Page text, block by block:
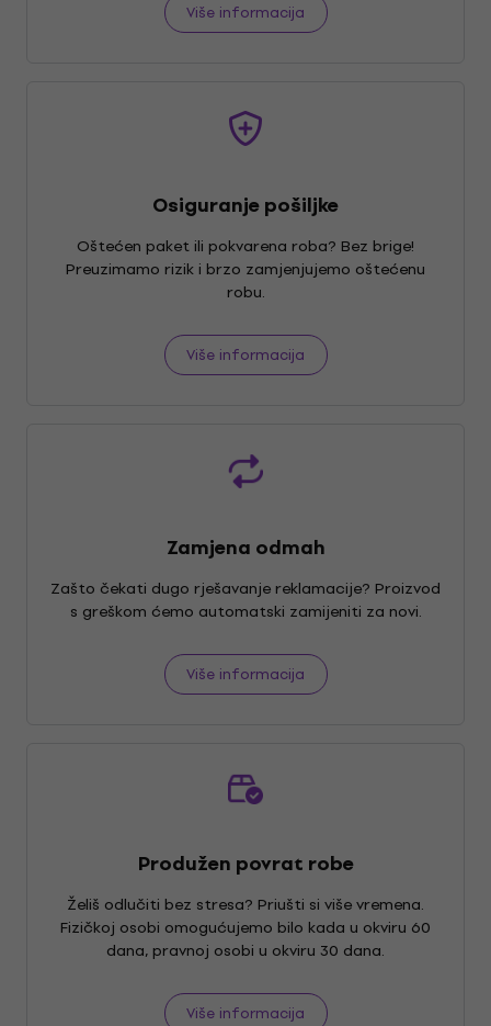
Više informacija
Osiguranje pošiljke
Oštećen paket ili pokvarena roba? Bez brige!
Preuzimamo rizik i brzo zamjenjujemo oštećenu
robu.
Više informacija
Zamjena odmah
Zašto čekati dugo rješavanje reklamacije? Proizvod
s greškom ćemo automatski zamijeniti za novi.
Više informacija
Produžen povrat robe
Želiš odlučiti bez stresa? Priušti si više vremena.
Fizičkoj osobi omogućujemo bilo kada u okviru 60
dana, pravnoj osobi u okviru 30 dana.
Više informacija